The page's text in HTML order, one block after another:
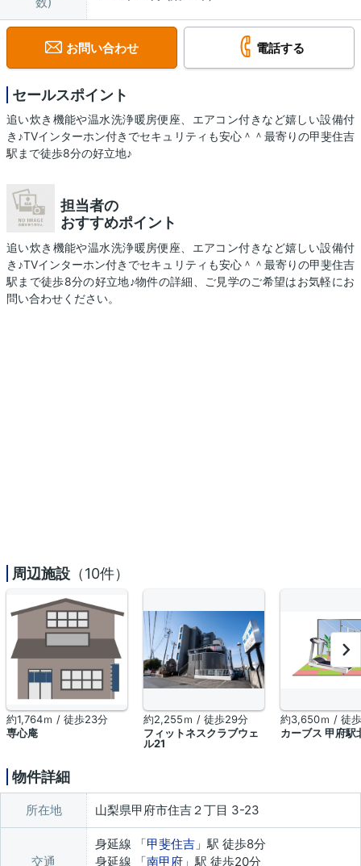
お問い合わせ 電話する
セールスポイント
追い炊き機能や温水洗浄暖房便座、エアコン付きなど嬉しい設備付
き♪TVインターホン付きでセキュリティも安心＾＾最寄りの甲斐住吉
駅まで徒歩8分の好立地♪
担当者の
おすすめポイント
追い炊き機能や温水洗浄暖房便座、エアコン付きなど嬉しい設備付
き♪TVインターホン付きでセキュリティも安心＾＾最寄りの甲斐住吉
駅まで徒歩8分の好立地♪物件の詳細、ご見学のご希望はお気軽にお
問い合わせください。
周辺施設 （10件）
約1,764ｍ / 徒歩23分
専心庵
約2,255ｍ / 徒歩29分
フィットネスクラブウェ
ル21
約3,650ｍ / 徒
カーブス 甲府駅
物件詳細
所在地 山梨県甲府市住吉２丁目 3-23
交通
身延線 「甲斐住吉 」駅 徒歩8分
身延線 「南甲府 」駅 徒歩20分